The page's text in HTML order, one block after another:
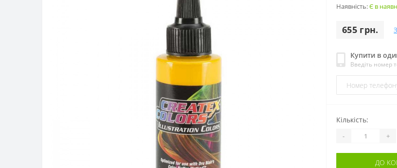
Наявність:Є в
655 грн.
Купити в
Введіть номер
Кількість:
- +
ДО